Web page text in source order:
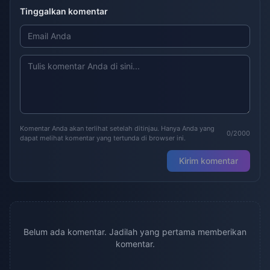
Tinggalkan komentar
Komentar Anda akan terlihat setelah ditinjau. Hanya Anda yang
dapat melihat komentar yang tertunda di browser ini.
0/2000
Kirim komentar
Belum ada komentar. Jadilah yang pertama memberikan
komentar.